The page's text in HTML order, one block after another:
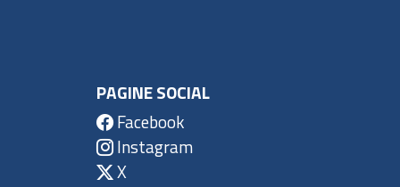
PAGINE SOCIAL
Facebook
Instagram
X